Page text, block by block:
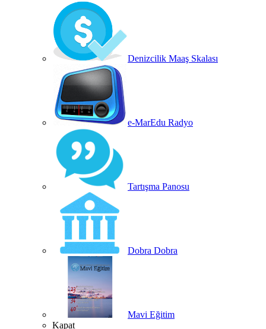
Denizcilik Maaş Skalası
e-MarEdu Radyo
Tartışma Panosu
Dobra Dobra
Mavi Eğitim
Kapat